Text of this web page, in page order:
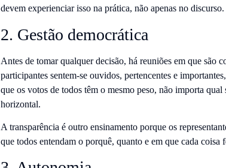
devem experienciar isso na prática, não apenas no discurso.
2. Gestão democrática
Antes de tomar qualquer decisão, há reuniões em que são
participantes sentem-se ouvidos, pertencentes e
que os votos de todos têm o mesmo peso, não importa
horizontal.
A transparência é outro ensinamento porque os
que todos entendam o porquê, quanto e em que cada coisa